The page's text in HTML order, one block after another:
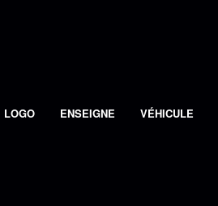
LOGO ENSEIGNE VÉHICULE